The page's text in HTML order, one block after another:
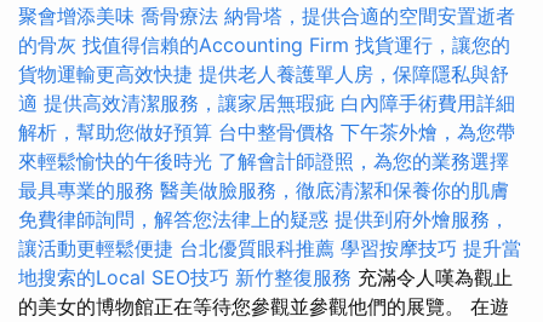
聚會增添美味 喬骨療法 納骨塔，提供合適的空間安置逝者
的骨灰 找值得信賴的Accounting Firm 找貨運行，讓您的
貨物運輸更高效快捷 提供老人養護單人房，保障隱私與舒
適 提供高效清潔服務，讓家居無瑕疵 白內障手術費用詳細
解析，幫助您做好預算 台中整骨價格 下午茶外燴，為您帶
來輕鬆愉快的午後時光 了解會計師證照，為您的業務選擇
最具專業的服務 醫美做臉服務，徹底清潔和保養你的肌膚
免費律師詢問，解答您法律上的疑惑 提供到府外燴服務，
讓活動更輕鬆便捷 台北優質眼科推薦 學習按摩技巧 提升當
地搜索的Local SEO技巧 新竹整復服務 充滿令人嘆為觀止
的美女的博物館正在等待您參觀並參觀他們的展覽。 在遊